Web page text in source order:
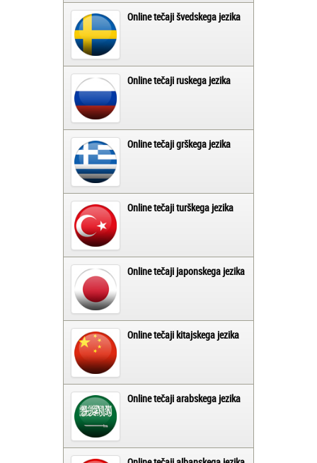
Online tečaji švedskega jezika
Online tečaji ruskega jezika
Online tečaji grškega jezika
Online tečaji turškega jezika
Online tečaji japonskega jezika
Online tečaji kitajskega jezika
Online tečaji arabskega jezika